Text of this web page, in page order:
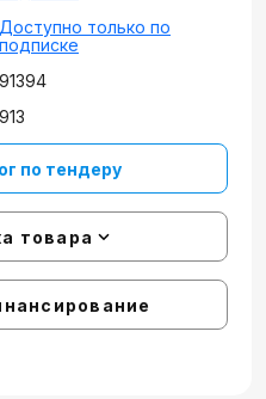
Доступно только по
подписке
91394
913
по тендеру
товара